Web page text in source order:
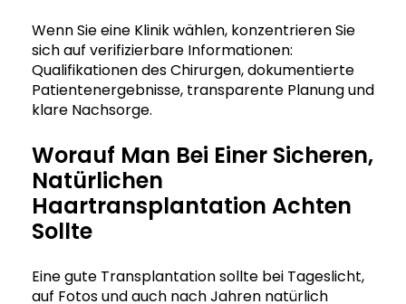
Wenn Sie eine Klinik wählen, konzentrieren Sie
sich auf verifizierbare Informationen:
Qualifikationen des Chirurgen, dokumentierte
Patientenergebnisse, transparente Planung und
klare Nachsorge.
Worauf Man Bei Einer Sicheren,
Natürlichen
Haartransplantation Achten
Sollte
Eine gute Transplantation sollte bei Tageslicht,
auf Fotos und auch nach Jahren natürlich